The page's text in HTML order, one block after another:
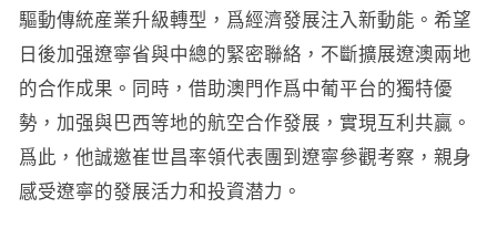
驅動傳統産業升級轉型，爲經濟發展注入新動能。希望
日後加强遼寧省與中總的緊密聯絡，不斷擴展遼澳兩地
的合作成果。同時，借助澳門作爲中葡平台的獨特優
勢，加强與巴西等地的航空合作發展，實現互利共贏。
爲此，他誠邀崔世昌率領代表團到遼寧參觀考察，親身
感受遼寧的發展活力和投資潜力。